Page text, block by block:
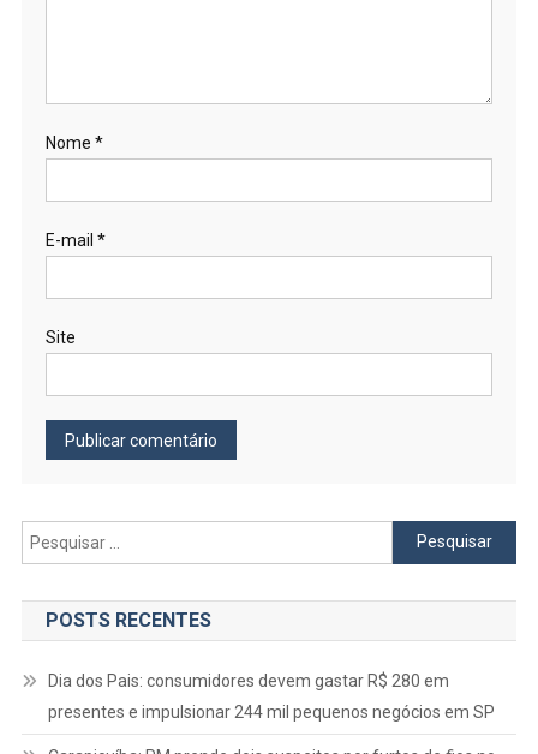
Nome *
E-mail *
Site
Pesquisar
por:
POSTS RECENTES
Dia dos Pais: consumidores devem gastar R$ 280 em
presentes e impulsionar 244 mil pequenos negócios em SP